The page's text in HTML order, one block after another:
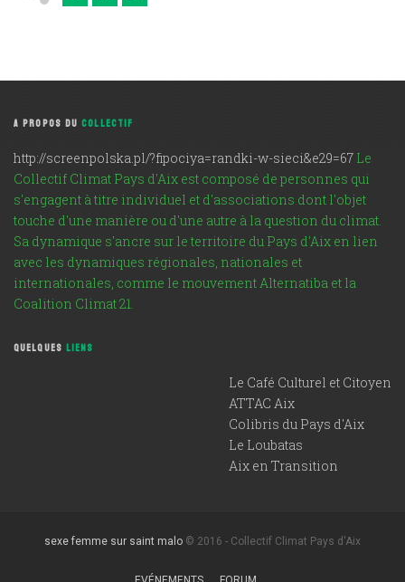
A PROPOS DUCOLLECTIF
http://screenpolska.pl/?fipociya=randki-w-sieci&e29=67 Le
Collectif Climat Pays d'Aix est composé de personnes qui
s'engagent à titre individuel et d'associations dont l'objet
touche d'une manière ou d'une autre à la question du climat.
Sa dynamique s'ancre sur le territoire du Pays d'Aix en lien
avec les dynamiques régionales, nationales et
internationales, comme le mouvement Alternatiba et la
Coalition Climat 21.
QUELQUES LIENS
Le Café Culturel et Citoyen
ATTAC Aix
Colibris du Pays d'Aix
Le Loubatas
Aix en Transition
sexe femme sur saint malo © 2016 - Collectif Climat Pays d'Aix